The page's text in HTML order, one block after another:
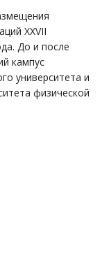
XXVII
До и после
кампус
университета и
физической